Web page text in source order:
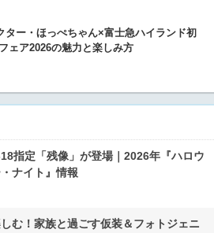
ター・ほっぺちゃん×富士急ハイランド初
ェア2026の魅力と楽しみ方
指定「残像」が登場｜2026年『ハロウ
ナイト』情報
む！家族と過ごす仮装＆フォトジェニ